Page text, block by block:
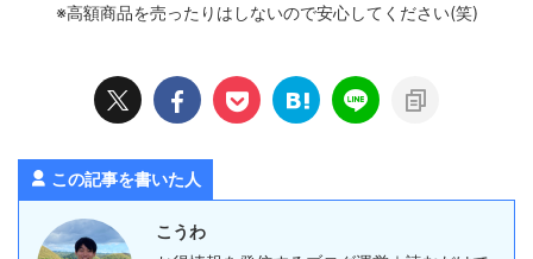
※高額商品を売ったりはしないので安心してください(笑)
この記事を書いた人
こうわ